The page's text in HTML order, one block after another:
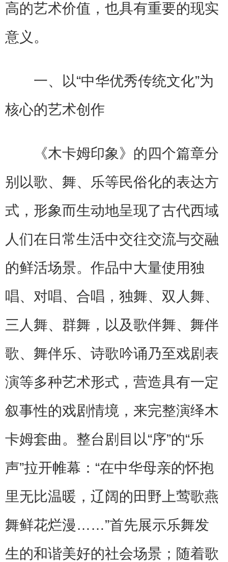
高的艺术价值，也具有重要的现实
意义。
一、以“中华优秀传统文化”为
核心的艺术创作
《木卡姆印象》的四个篇章分
别以歌、舞、乐等民俗化的表达方
式，形象而生动地呈现了古代西域
人们在日常生活中交往交流与交融
的鲜活场景。作品中大量使用独
唱、对唱、合唱，独舞、双人舞、
三人舞、群舞，以及歌伴舞、舞伴
歌、舞伴乐、诗歌吟诵乃至戏剧表
演等多种艺术形式，营造具有一定
叙事性的戏剧情境，来完整演绎木
卡姆套曲。整台剧目以“序”的“乐
声”拉开帷幕：“在中华母亲的怀抱
里无比温暖，辽阔的田野上莺歌燕
舞鲜花烂漫……”首先展示乐舞发
生的和谐美好的社会场景；随着歌